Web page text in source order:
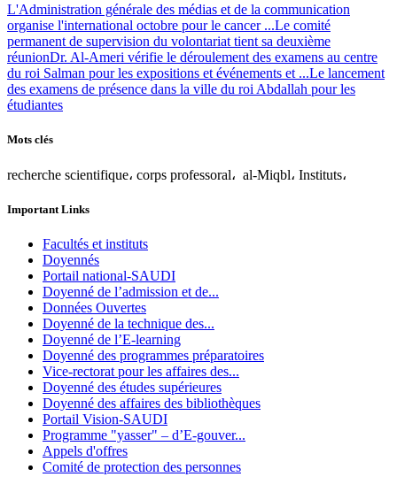
L'Administration générale des médias et de la communication
organise l'international octobre pour le cancer ...Le comité
permanent de supervision du volontariat tient sa deuxième
réunionDr. Al-Ameri vérifie le déroulement des examens au centre
du roi Salman pour les expositions et événements et ...Le lancement
des examens de présence dans la ville du roi Abdallah pour les
étudiantes
Mots clés
recherche scientifique، corps professoral، al-Miqbl، Instituts،
Important Links
Facultés et instituts
Doyennés
Portail national-SAUDI
Doyenné de l’admission et de...
Données Ouvertes
Doyenné de la technique des...
Doyenné de l’E-learning
Doyenné des programmes préparatoires
Vice-rectorat pour les affaires des...
Doyenné des études supérieures
Doyenné des affaires des bibliothèques
Portail Vision-SAUDI
Programme "yasser" – d’E-gouver...
Appels d'offres
Comité de protection des personnes